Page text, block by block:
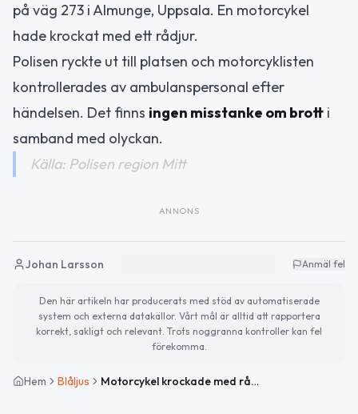
på väg 273 i Almunge, Uppsala. En motorcykel
hade krockat med ett rådjur.
Polisen ryckte ut till platsen och motorcyklisten
kontrollerades av ambulanspersonal efter
händelsen. Det finns ingen misstanke om brott i
samband med olyckan.
Källa: Polisen region Mitt
ANNONS
Johan Larsson Anmäl fel
Den här artikeln har producerats med stöd av automatiserade
system och externa datakällor. Vårt mål är alltid att rapportera
korrekt, sakligt och relevant. Trots noggranna kontroller kan fel
förekomma.
Hem Blåljus Motorcykel krockade med rådjur i Almunge